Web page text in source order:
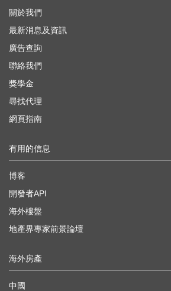
關於我們
最新消息及資訊
廣告查詢
聯絡我們
獎學金
尋找代理
網頁指南
有用的信息
博客
開發者API
海外樓盤
地產界專家前景論壇
海外房產
中國